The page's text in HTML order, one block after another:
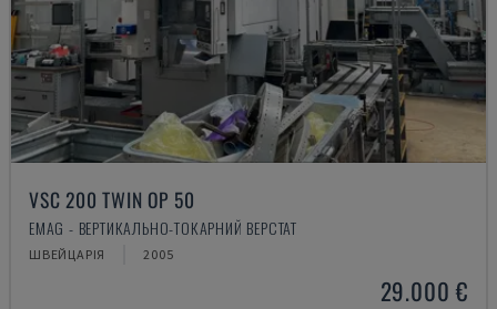
VSC 200 TWIN OP 50
EMAG - ВЕРТИКАЛЬНО-ТОКАРНИЙ ВЕРСТАТ
ШВЕЙЦАРІЯ 2005
29.000 €